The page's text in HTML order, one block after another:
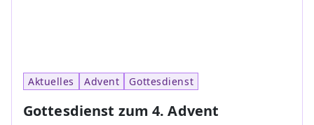
Aktuelles Advent Gottesdienst
Gottesdienst zum 4. Advent